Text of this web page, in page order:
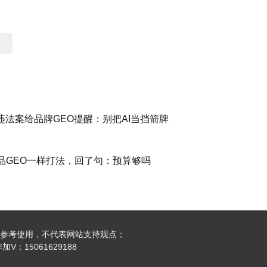
法案给品牌GEO提醒：别把AI当挡箭牌
GEO一样打法，回了句：预算够吗
考使用，不代表网站支持观点；
V：15061629188